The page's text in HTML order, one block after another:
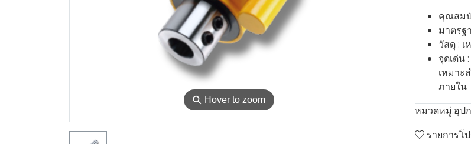
⚲ Hover to zoom
คุณสมบั
มาตรฐ
วัสดุ :
จุดเด่น
เหมาะ
ภายใน
หมวดหมู่:อุป
รายการโ